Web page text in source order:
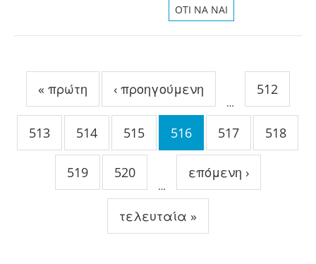
OTI NA NAI
« πρώτη ‹ προηγούμενη
…
512
513 514 515 516 517 518
519 520
…
επόμενη ›
τελευταία »